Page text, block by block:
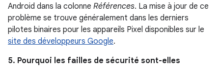
Android dans la colonne Références. La mise à jour de ce
problème se trouve généralement dans les derniers
pilotes binaires pour les appareils Pixel disponibles sur le
site des développeurs Google.
5. Pourquoi les failles de sécurité sont-elles